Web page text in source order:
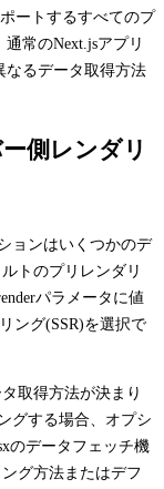
ートするすべてのプ
常のNext.jsアプリ
なるデータ取得方法
側レンダリ
ョンはいくつかのデ
トのプリレンダリ
パラメータに値
ング(SSR)を選択で
取得方法が決まり
グする場合、オプシ
のデータフェッチ機
グ方法またはデフ